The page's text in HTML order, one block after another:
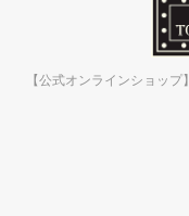
【公式オンラインショッ